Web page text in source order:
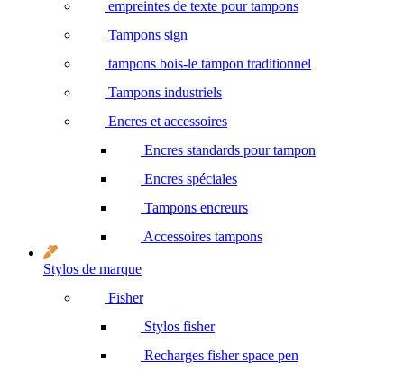
empreintes de texte pour tampons
Tampons sign
tampons bois-le tampon traditionnel
Tampons industriels
Encres et accessoires
Encres standards pour tampon
Encres spéciales
Tampons encreurs
Accessoires tampons
Stylos de marque
Fisher
Stylos fisher
Recharges fisher space pen